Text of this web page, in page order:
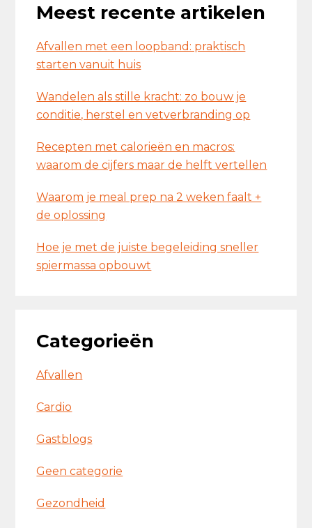
Meest recente artikelen
Afvallen met een loopband: praktisch
starten vanuit huis
Wandelen als stille kracht: zo bouw je
conditie, herstel en vetverbranding op
Recepten met calorieën en macros:
waarom de cijfers maar de helft vertellen
Waarom je meal prep na 2 weken faalt +
de oplossing
Hoe je met de juiste begeleiding sneller
spiermassa opbouwt
Categorieën
Afvallen
Cardio
Gastblogs
Geen categorie
Gezondheid